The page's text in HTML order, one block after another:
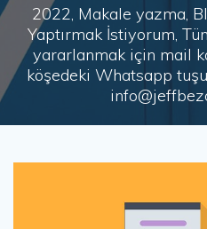
2022, Makale yazma,
Yaptırmak İstiyorum,
yararlanmak için mail
köşedeki Whatsapp